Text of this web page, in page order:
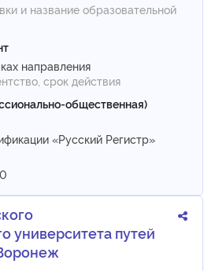
и название образовательной
направления
срок действия
общественная)
«Русский Регистр»
университета путей